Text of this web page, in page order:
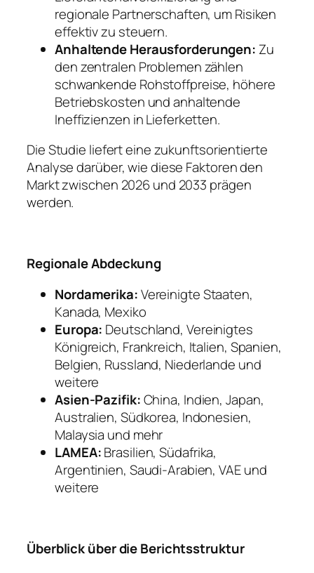
regionale Partnerschaften, um Risiken
effektiv zu steuern.
Anhaltende Herausforderungen: Zu
den zentralen Problemen zählen
schwankende Rohstoffpreise, höhere
Betriebskosten und anhaltende
Ineffizienzen in Lieferketten.
Die Studie liefert eine zukunftsorientierte
Analyse darüber, wie diese Faktoren den
Markt zwischen 2026 und 2033 prägen
werden.
Regionale Abdeckung
Nordamerika:Vereinigte Staaten,
Kanada, Mexiko
Europa: Deutschland, Vereinigtes
Königreich, Frankreich, Italien, Spanien,
Belgien, Russland, Niederlande und
weitere
Asien-Pazifik:China, Indien, Japan,
Australien, Südkorea, Indonesien,
Malaysia und mehr
LAMEA:Brasilien, Südafrika,
Argentinien, Saudi-Arabien, VAE und
weitere
Überblick über die Berichtsstruktur